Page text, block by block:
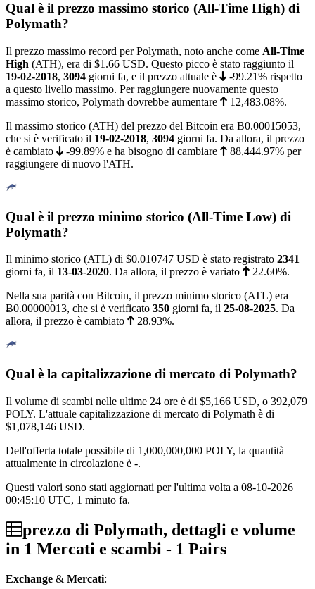
Qual è il prezzo massimo storico (All-Time High) di
Polymath?
Il prezzo massimo record per Polymath, noto anche come All-Time
High (ATH), era di $1.66 USD. Questo picco è stato raggiunto il
19-02-2018, 3094 giorni fa, e il prezzo attuale è -99.21% rispetto
a questo livello massimo. Per raggiungere nuovamente questo
massimo storico, Polymath dovrebbe aumentare
12,483.08%.
Il massimo storico (ATH) del prezzo del Bitcoin era Ƀ0.00015053,
che si è verificato il 19-02-2018, 3094 giorni fa. Da allora, il prezzo
è cambiato
-99.89% e ha bisogno di cambiare 88,444.97% per
raggiungere di nuovo l'ATH.
Qual è il prezzo minimo storico (All-Time Low) di
Polymath?
Il minimo storico (ATL) di $0.010747 USD è stato registrato 2341
giorni fa, il 13-03-2020. Da allora, il prezzo è variato 22.60%.
Nella sua parità con Bitcoin, il prezzo minimo storico (ATL) era
Ƀ0.00000013, che si è verificato 350 giorni fa, il 25-08-2025. Da
allora, il prezzo è cambiato
28.93%.
Qual è la capitalizzazione di mercato di Polymath?
Il volume di scambi nelle ultime 24 ore è di $5,166 USD, o 392,079
POLY. L'attuale capitalizzazione di mercato di Polymath è di
$1,078,146 USD.
Dell'offerta totale possibile di 1,000,000,000 POLY, la quantità
attualmente in circolazione è -.
Questi valori sono stati aggiornati per l'ultima volta a 08-10-2026
00:45:10 UTC, 1 minuto fa.
prezzo di Polymath, dettagli e volume
in 1 Mercati e scambi - 1 Pairs
Exchange & Mercati: